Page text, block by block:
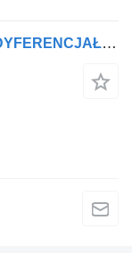
Essieu arrière MAN WKŁAD MOSTU DYFERENCJAŁ MAN TGX TGS TGA 37:12 pour tracteur routier